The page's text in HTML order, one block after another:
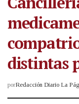
distintas
porRedacción Diario La